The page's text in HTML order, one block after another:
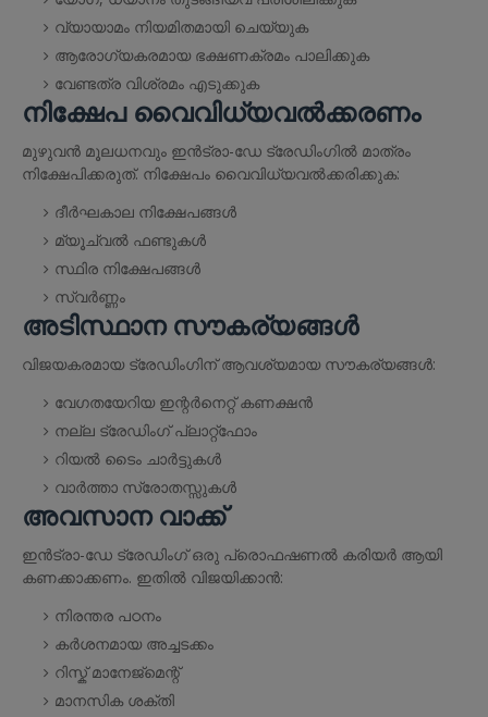
വ്യായാമം നിയമിതമായി ചെയ്യുക
ആരോഗ്യകരമായ ഭക്ഷണക്രമം പാലിക്കുക
വേണ്ടത്ര വിശ്രമം എടുക്കുക
നിക്ഷേപ വൈവിധ്യവൽക്കരണം
മുഴുവൻ മൂലധനവും ഇൻട്രാ-ഡേ ട്രേഡിംഗിൽ മാത്രം
നിക്ഷേപിക്കരുത്. നിക്ഷേപം വൈവിധ്യവൽക്കരിക്കുക:
ദീർഘകാല നിക്ഷേപങ്ങൾ
മ്യൂച്വൽ ഫണ്ടുകൾ
സ്ഥിര നിക്ഷേപങ്ങൾ
സ്വർണ്ണം
അടിസ്ഥാന സൗകര്യങ്ങൾ
വിജയകരമായ ട്രേഡിംഗിന് ആവശ്യമായ സൗകര്യങ്ങൾ:
വേഗതയേറിയ ഇന്റർനെറ്റ് കണക്ഷൻ
നല്ല ട്രേഡിംഗ് പ്ലാറ്റ്ഫോം
റിയൽ ടൈം ചാർട്ടുകൾ
വാർത്താ സ്രോതസ്സുകൾ
അവസാന വാക്ക്
ഇൻട്രാ-ഡേ ട്രേഡിംഗ് ഒരു പ്രൊഫഷണൽ കരിയർ ആയി
കണക്കാക്കണം. ഇതിൽ വിജയിക്കാൻ:
നിരന്തര പഠനം
കർശനമായ അച്ചടക്കം
റിസ്ക് മാനേജ്മെന്റ്
മാനസിക ശക്തി